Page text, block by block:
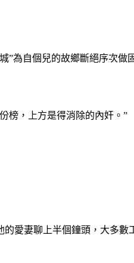
”為自個兒的故鄉斷絕序次做
榜，上方是得消除的內奸。”
愛妻聊上半個鐘頭，大多數